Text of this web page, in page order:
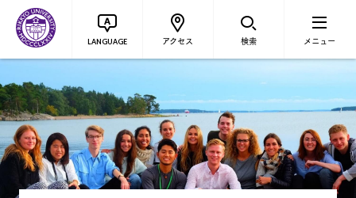
LANGUAGE アクセス 検索 メニュー